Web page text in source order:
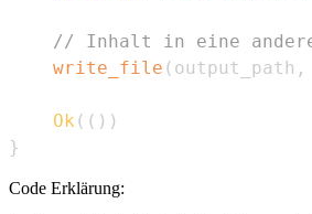
// Inhalt in eine andere
write_file ( output_path ,
Ok ( ( ) )
}
Code Erklärung: